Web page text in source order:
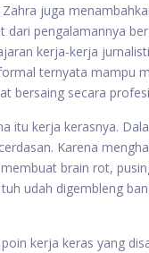
juga
dari pengalamannya
kerja-kerja
ternyata mampu
bersaing secara
itu kerja kerasnya.
Karena
brain rot,
udah digembleng
kerja keras yang